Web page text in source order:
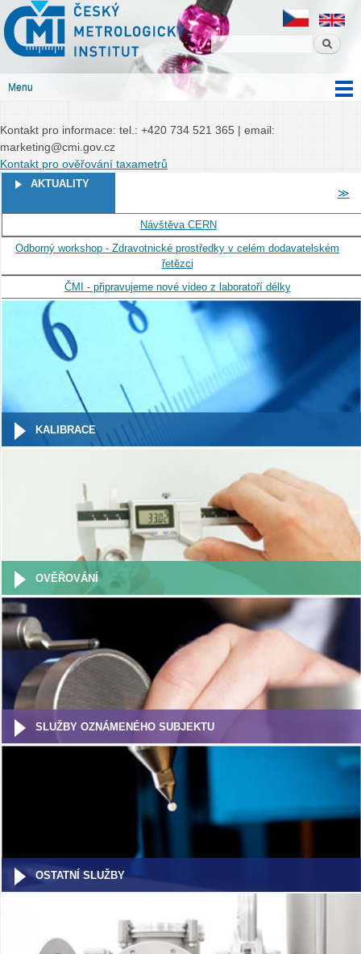
obsahu
Český metrologický institut
Český
metrologický
institut
Menu
Kontakt pro informace: tel.: +420 734 521 365 | email:
marketing@cmi.gov.cz
Kontakt pro ověřování taxametrů
AKTUALITY
Návštěva CERN
Odborný workshop - Zdravotnické prostředky v celém dodavatelském
řetězci
ČMI - připravujeme nové video z laboratoří délky
STRÁNKY
≫
KALIBRACE
OVĚŘOVÁNÍ
SLUŽBY OZNÁMENÉHO SUBJEKTU
OSTATNÍ SLUŽBY